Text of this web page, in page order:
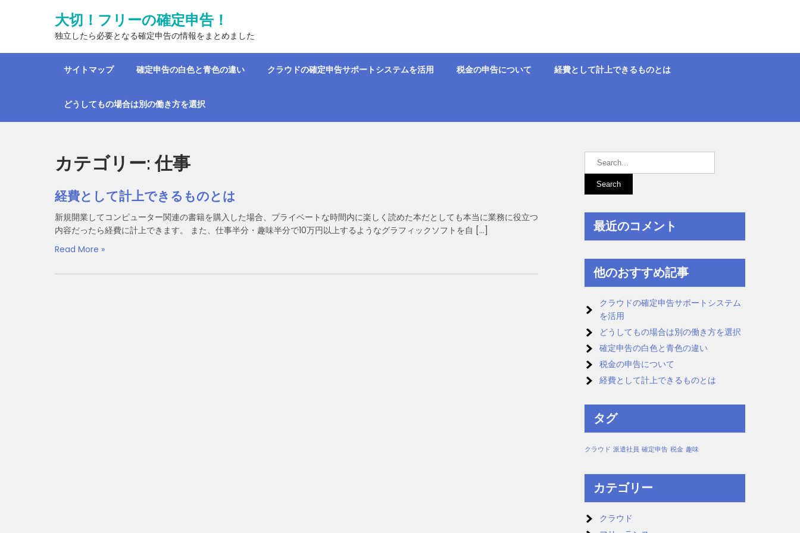
大切！フリーの確定申告！
独立したら必要となる確定申告の情報をまとめました
サイトマップ 確定申告の白色と青色の違い クラウドの確定申告サポートシステムを活用 税金の申告について 経費として計上できるものとは
どうしてもの場合は別の働き方を選択
カテゴリー:仕事
経費として計上できるものとは
新規開業してコンピューター関連の書籍を購入した場合、プライベートな時間内に楽しく読めた本だとしても本当に業務に役立つ
内容だったら経費に計上できます。 また、仕事半分・趣味半分で10万円以上するようなグラフィックソフトを自 […]
Read More »
最近のコメント
他のおすすめ記事
クラウドの確定申告サポートシステム
を活用
どうしてもの場合は別の働き方を選択
確定申告の白色と青色の違い
税金の申告について
経費として計上できるものとは
タグ
クラウド 派遣社員 確定申告 税金 趣味
カテゴリー
クラウド